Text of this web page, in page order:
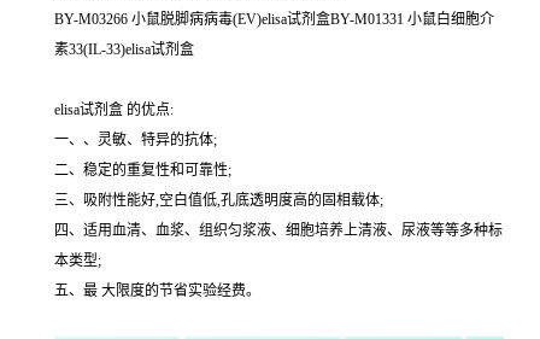
BY-M03266 小鼠脱脚病病毒(EV)elisa试剂盒BY-M01331 小鼠白细胞介
素33(IL-33)elisa试剂盒
elisa试剂盒 的优点:
一、、灵敏、特异的抗体;
二、稳定的重复性和可靠性;
三、吸附性能好,空白值低,孔底透明度高的固相载体;
四、适用血清、血浆、组织匀浆液、细胞培养上清液、尿液等等多种标
本类型;
五、最 大限度的节省实验经费。